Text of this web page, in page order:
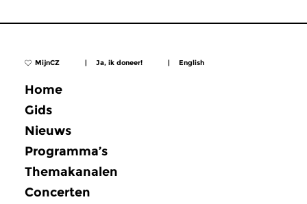
MijnCZ | Ja, ik doneer! | English
Home
Gids
Nieuws
Programma’s
Themakanalen
Concerten